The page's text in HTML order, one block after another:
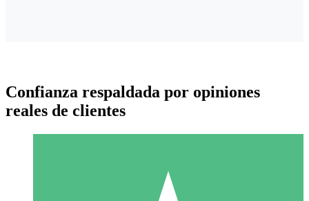
Confianza respaldada por opiniones
reales de clientes